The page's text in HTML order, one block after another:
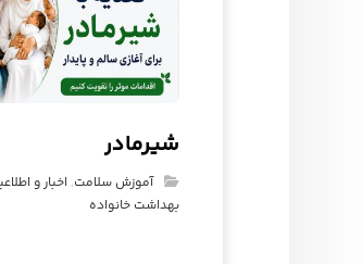
شیرمادر
آموزش سلامت, اخبار و
بهداشت خانواده